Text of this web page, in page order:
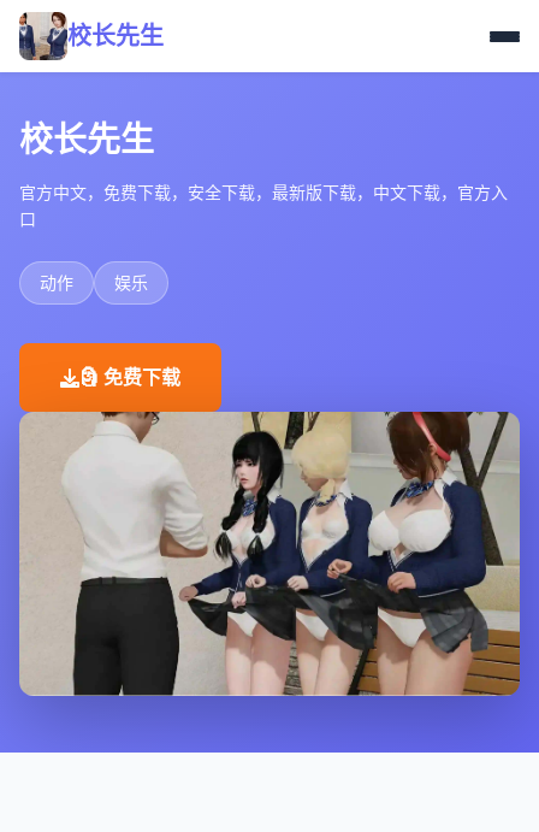
校长先生
校长先生
官方中文，免费下载，安全下载，最新版下载，中文下载，官方入
口
动作 娱乐
🗿 免费下载